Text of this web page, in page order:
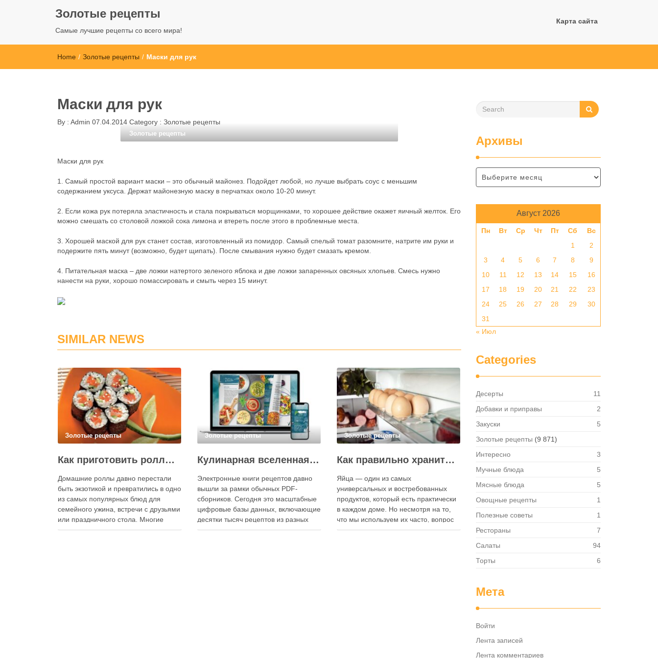
Золотые рецепты
Самые лучшие рецепты со всего мира!
Карта сайта
Home / Золотые рецепты / Маски для рук
Маски для рук
By : Admin 07.04.2014 Category : Золотые рецепты
Золотые рецепты
Маски для рук
1. Самый простой вариант маски – это обычный майонез. Подойдет любой, но лучше выбрать соус с меньшим
содержанием уксуса. Держат майонезную маску в перчатках около 10-20 минут.
2. Если кожа рук потеряла эластичность и стала покрываться морщинками, то хорошее действие окажет яичный желток. Его
можно смешать со столовой ложкой сока лимона и втереть после этого в проблемные места.
3. Хорошей маской для рук станет состав, изготовленный из помидор. Самый спелый томат разомните, натрите им руки и
подержите пять минут (возможно, будет щипать). После смывания нужно будет смазать кремом.
4. Питательная маска – две ложки натертого зеленого яблока и две ложки запаренных овсяных хлопьев. Смесь нужно
нанести на руки, хорошо помассировать и смыть через 15 минут.
SIMILAR NEWS
Золотые рецепты
Как приготовить роллы в домашних условиях?
Домашние роллы давно перестали
быть экзотикой и превратились в одно
из самых популярных блюд для
семейного ужина, встречи с друзьями
или праздничного стола. Многие
считают, что приготовление японских
Золотые рецепты
Кулинарная вселенная в цифре: топ-3 самых больших электронных книг рецептов
Электронные книги рецептов давно
вышли за рамки обычных PDF-
сборников. Сегодня это масштабные
цифровые базы данных, включающие
десятки тысяч рецептов из разных
стран мира, с подробными
Золотые рецепты
Как правильно хранить яйца: в холодильнике или на полке?
Яйца — один из самых
универсальных и востребованных
продуктов, который есть практически
в каждом доме. Но несмотря на то,
что мы используем их часто, вопрос
хранения остаётся актуальным: где
Архивы
Август 2026
Пн Вт Ср Чт Пт Сб
Вс
1
2
3
4 5 6 7 8
9
10
11 12 13 14 15
16
17
18 19 20 21 22
23
24
25 26 27 28 29
30
31
« Июл
Categories
Десерты
11
Добавки и приправы
2
Закуски
5
Золотые рецепты (9 871)
Интересно
3
Мучные блюда
5
Мясные блюда
5
Овощные рецепты
1
Полезные советы
1
Рестораны
7
Салаты
94
Торты
6
Мета
Войти
Лента записей
Лента комментариев